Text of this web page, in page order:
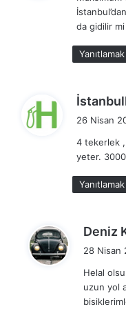
da gidilir
26 Nisan
4 tekerlek
yeter.
Deniz
28 Nisan
Helal
uzun yol